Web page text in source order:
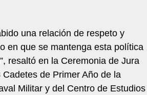
una relación de respeto y
en que se mantenga esta política
resaltó en la Ceremonia de Jura
de Primer Año de la
Militar y del Centro de Estudios